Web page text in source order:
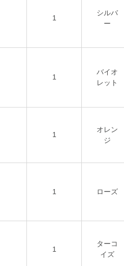
1
シルバ
ー
1
バイオ
レット
1
オレン
ジ
1 ローズ
1
ターコ
イズ